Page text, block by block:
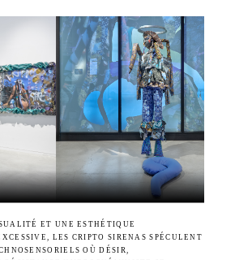
ET UNE ESTHÉTIQUE
LES CRIPTO SIRENAS SPÉCULENT
OÙ DÉSIR,